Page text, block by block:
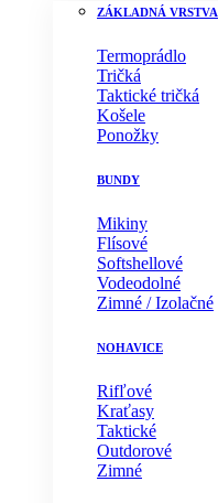
ZÁKLADNÁ VRSTVA
Termoprádlo
Tričká
Taktické tričká
Košele
Ponožky
BUNDY
Mikiny
Flísové
Softshellové
Vodeodolné
Zimné / Izolačné
NOHAVICE
Rifľové
Kraťasy
Taktické
Outdorové
Zimné